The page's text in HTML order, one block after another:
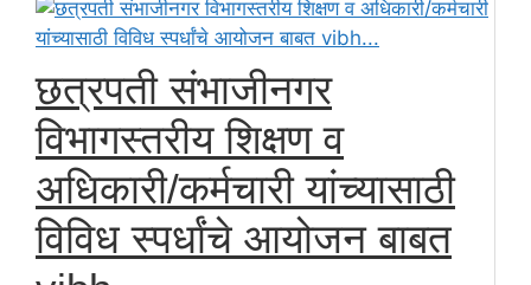
छत्रपती संभाजीनगर
विभागस्तरीय शिक्षण व
अधिकारी/कर्मचारी यांच्यासाठी
विविध स्पर्धांचे आयोजन बाबत